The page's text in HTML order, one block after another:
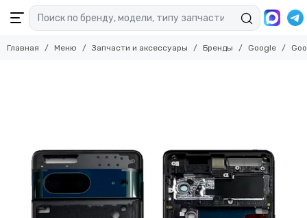
Главная Меню Запчасти и аксессуары Бренды Google